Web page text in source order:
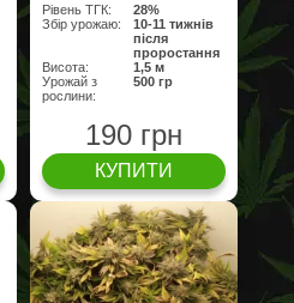
Рівень ТГК:
28%
Збір урожаю:
10-11 тижнів
після
проростання
Висота:
1,5 м
Урожай з
рослини:
500 гр
190 грн
КУПИТИ